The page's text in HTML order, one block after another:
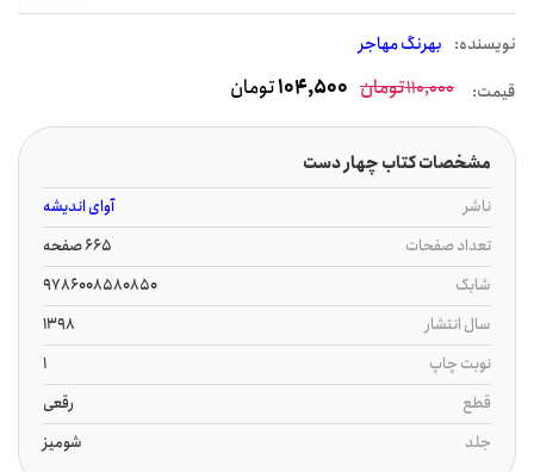
نويسنده: بهرنگ مهاجر
قیمت: 110,000تومان 104,500تومان
مشخصات کتاب چهار دست
ناشر
آوای اندیشه
تعداد صفحات
665 صفحه
شابک
9786008580850
سال انتشار
1398
نوبت چاپ
1
قطع
رقعی
جلد
شومیز